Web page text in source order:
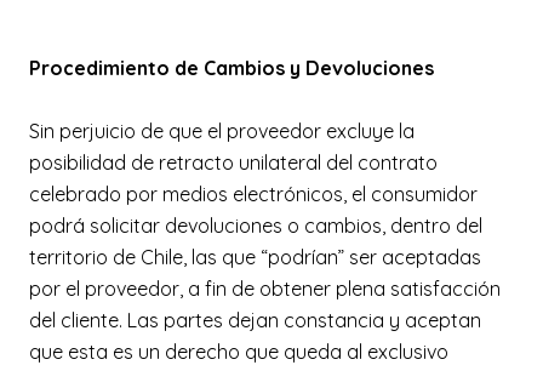
Procedimiento de Cambios y Devoluciones
Sin perjuicio de que el proveedor excluye la
posibilidad de retracto unilateral del contrato
celebrado por medios electrónicos, el consumidor
podrá solicitar devoluciones o cambios, dentro del
territorio de Chile, las que “podrían” ser aceptadas
por el proveedor, a fin de obtener plena satisfacción
del cliente. Las partes dejan constancia y aceptan
que esta es un derecho que queda al exclusivo